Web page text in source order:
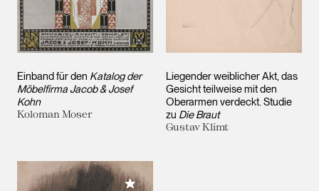
Einband für den Katalog der
Möbelfirma Jacob & Josef
Kohn
Koloman Moser
Liegender weiblicher Akt, das
Gesicht teilweise mit den
Oberarmen verdeckt. Studie
zu Die Braut
Gustav Klimt
Meiner Sammlung hinzufügen